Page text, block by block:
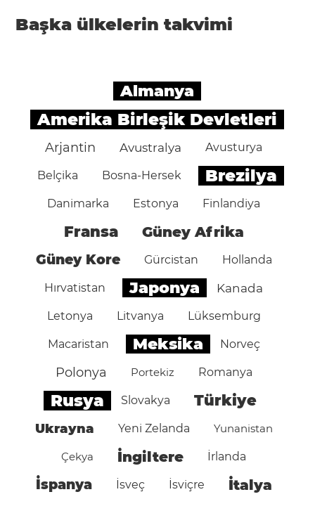
Başka ülkelerin takvimi
Almanya
Amerika Birleşik Devletleri
Arjantin Avustralya Avusturya
Belçika Bosna-Hersek Brezilya
Danimarka Estonya Finlandiya
Fransa Güney Afrika
Güney Kore Gürcistan Hollanda
Hırvatistan Japonya Kanada
Letonya Litvanya Lüksemburg
Macaristan Meksika Norveç
Polonya Portekiz Romanya
Rusya Slovakya Türkiye
Ukrayna Yeni Zelanda Yunanistan
Çekya İngiltere İrlanda
İspanya İsveç İsviçre İtalya